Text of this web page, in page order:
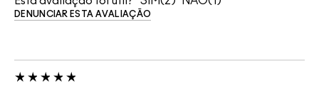
DENUNCIAR ESTA AVALIAÇÃO